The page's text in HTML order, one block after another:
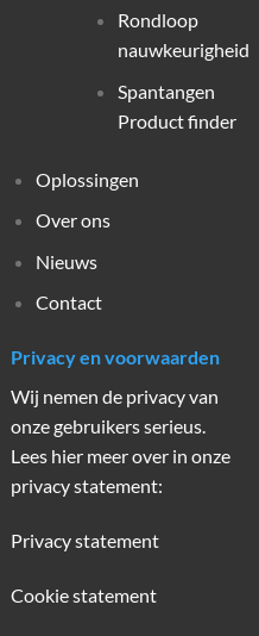
Rondloop
nauwkeurigheid
Spantangen
Product finder
Oplossingen
Over ons
Nieuws
Contact
Privacy en voorwaarden
Wij nemen de privacy van
onze gebruikers serieus.
Lees hier meer over in onze
privacy statement:
Privacy statement
Cookie statement